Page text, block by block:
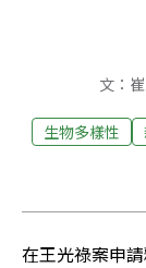
文：
生物多樣性
在王光祿案申